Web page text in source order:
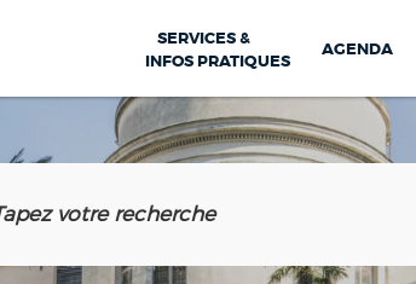
SERVICES &
INFOS PRATIQUES
AGENDA